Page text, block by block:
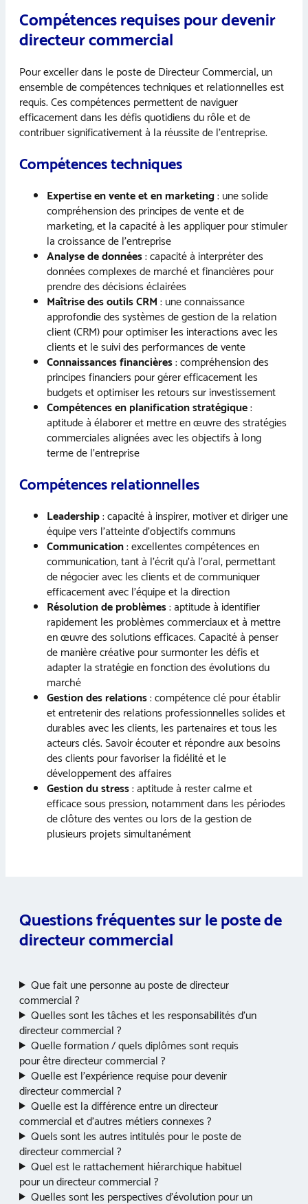
Compétences requises pour devenir
directeur commercial
Pour exceller dans le poste de Directeur Commercial, un
ensemble de compétences techniques et relationnelles est
requis. Ces compétences permettent de naviguer
efficacement dans les défis quotidiens du rôle et de
contribuer significativement à la réussite de l’entreprise.
Compétences techniques
Expertise en vente et en marketing: une solide
compréhension des principes de vente et de
marketing, et la capacité à les appliquer pour stimuler
la croissance de l’entreprise
Analyse de données: capacité à interpréter des
données complexes de marché et financières pour
prendre des décisions éclairées
Maîtrise des outils CRM: une connaissance
approfondie des systèmes de gestion de la relation
client (CRM) pour optimiser les interactions avec les
clients et le suivi des performances de vente
Connaissances financières: compréhension des
principes financiers pour gérer efficacement les
budgets et optimiser les retours sur investissement
Compétences en planification stratégique:
aptitude à élaborer et mettre en œuvre des stratégies
commerciales alignées avec les objectifs à long
terme de l’entreprise
Compétences relationnelles
Leadership: capacité à inspirer, motiver et diriger une
équipe vers l’atteinte d’objectifs communs
Communication: excellentes compétences en
communication, tant à l’écrit qu’à l’oral, permettant
de négocier avec les clients et de communiquer
efficacement avec l’équipe et la direction
Résolution de problèmes: aptitude à identifier
rapidement les problèmes commerciaux et à mettre
en œuvre des solutions efficaces. Capacité à penser
de manière créative pour surmonter les défis et
adapter la stratégie en fonction des évolutions du
marché
Gestion des relations: compétence clé pour établir
et entretenir des relations professionnelles solides et
durables avec les clients, les partenaires et tous les
acteurs clés. Savoir écouter et répondre aux besoins
des clients pour favoriser la fidélité et le
développement des affaires
Gestion du stress: aptitude à rester calme et
efficace sous pression, notamment dans les périodes
de clôture des ventes ou lors de la gestion de
plusieurs projets simultanément
Questions fréquentes sur le poste de
directeur commercial
Que fait une personne au poste de directeur
commercial ?
Quelles sont les tâches et les responsabilités d’un
directeur commercial ?
Quelle formation / quels diplômes sont requis
pour être directeur commercial ?
Quelle est l’expérience requise pour devenir
directeur commercial ?
Quelle est la différence entre un directeur
commercial et d’autres métiers connexes ?
Quels sont les autres intitulés pour le poste de
directeur commercial ?
Quel est le rattachement hiérarchique habituel
pour un directeur commercial ?
Quelles sont les perspectives d’évolution pour un